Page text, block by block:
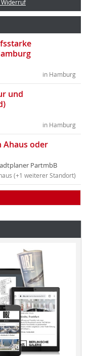
Widerruf
in Hamburg
und
in Hamburg
Ahaus oder
PartmbB
(+1 weiterer Standort)